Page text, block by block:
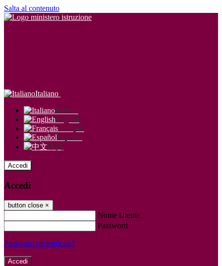
Salta al contenuto
Italiano
Italiano
English
Français
Español
中文
Accedi
Accedi
button close ×
Nome Utente
Password
Password dimenticata?